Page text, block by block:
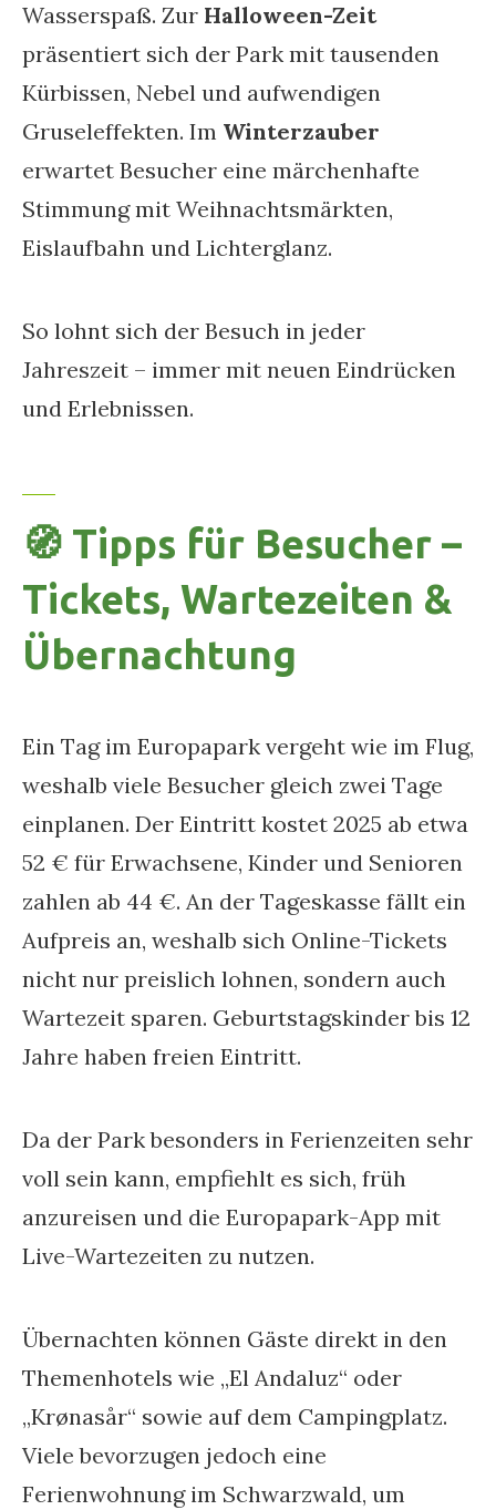
Wasserspaß. Zur Halloween-Zeit
präsentiert sich der Park mit tausenden
Kürbissen, Nebel und aufwendigen
Gruseleffekten. Im Winterzauber
erwartet Besucher eine märchenhafte
Stimmung mit Weihnachtsmärkten,
Eislaufbahn und Lichterglanz.
So lohnt sich der Besuch in jeder
Jahreszeit – immer mit neuen Eindrücken
und Erlebnissen.
🧭 Tipps für Besucher –
Tickets, Wartezeiten &
Übernachtung
Ein Tag im Europapark vergeht wie im Flug,
weshalb viele Besucher gleich zwei Tage
einplanen. Der Eintritt kostet 2025 ab etwa
52 € für Erwachsene, Kinder und Senioren
zahlen ab 44 €. An der Tageskasse fällt ein
Aufpreis an, weshalb sich Online-Tickets
nicht nur preislich lohnen, sondern auch
Wartezeit sparen. Geburtstagskinder bis 12
Jahre haben freien Eintritt.
Da der Park besonders in Ferienzeiten sehr
voll sein kann, empfiehlt es sich, früh
anzureisen und die Europapark-App mit
Live-Wartezeiten zu nutzen.
Übernachten können Gäste direkt in den
Themenhotels wie „El Andaluz“ oder
„Krønasår“ sowie auf dem Campingplatz.
Viele bevorzugen jedoch eine
Ferienwohnung im Schwarzwald, um